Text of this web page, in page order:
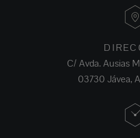
C/ Avda. Ausias
03730 Jávea,